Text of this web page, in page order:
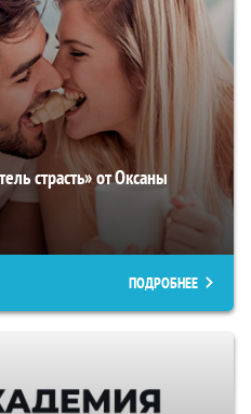
страсть» от Оксаны
ПОДРОБНЕЕ